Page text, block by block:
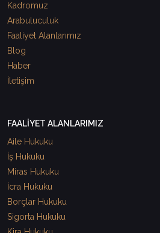
Kadromuz
Arabuluculuk
Faaliyet Alanlarımız
Blog
Haber
İletişim
FAALİYET ALANLARIMIZ
Aile Hukuku
İş Hukuku
Miras Hukuku
İcra Hukuku
Borçlar Hukuku
Sigorta Hukuku